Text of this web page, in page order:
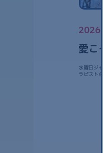
愛こ
水曜日ジャ
ラピストの